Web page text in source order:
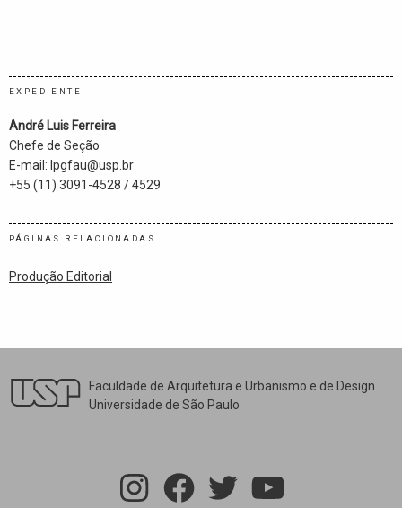
EXPEDIENTE
André Luis Ferreira
Chefe de Seção
E-mail: lpgfau@usp.br
+55 (11) 3091-4528 / 4529
PÁGINAS RELACIONADAS
Produção Editorial
Faculdade de Arquitetura e Urbanismo e de Design
Universidade de São Paulo